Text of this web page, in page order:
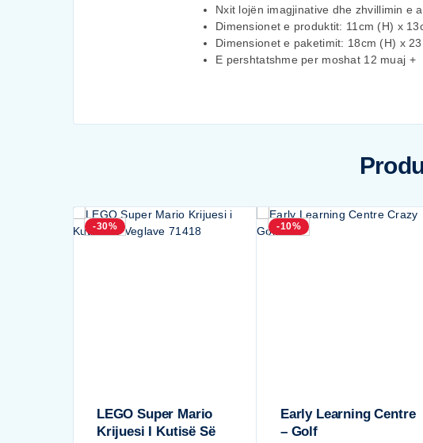
Nxit lojën imagjinative dhe zhvillimin e
Dimensionet e produktit: 11cm (H) x
Dimensionet e paketimit: 18cm (H) x
E pershtatshme per moshat 12 muaj +
-30%
LEGO Super Mario
Krijuesi I Kutisë Së
-10%
Early Learning Centre
– Golf